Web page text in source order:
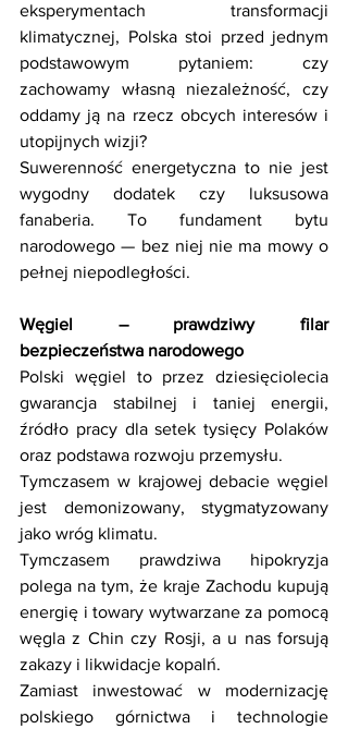
eksperymentach transformacji
klimatycznej, Polska stoi przed jednym
podstawowym pytaniem: czy
zachowamy własną niezależność, czy
oddamy ją na rzecz obcych interesów i
utopijnych wizji?
Suwerenność energetyczna to nie jest
wygodny dodatek czy luksusowa
fanaberia. To fundament bytu
narodowego — bez niej nie ma mowy o
pełnej niepodległości.
Węgiel – prawdziwy filar
bezpieczeństwa narodowego
Polski węgiel to przez dziesięciolecia
gwarancja stabilnej i taniej energii,
źródło pracy dla setek tysięcy Polaków
oraz podstawa rozwoju przemysłu.
Tymczasem w krajowej debacie węgiel
jest demonizowany, stygmatyzowany
jako wróg klimatu.
Tymczasem prawdziwa hipokryzja
polega na tym, że kraje Zachodu kupują
energię i towary wytwarzane za pomocą
węgla z Chin czy Rosji, a u nas forsują
zakazy i likwidacje kopalń.
Zamiast inwestować w modernizację
polskiego górnictwa i technologie